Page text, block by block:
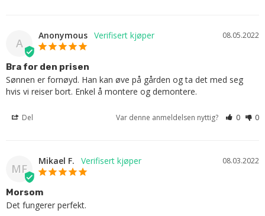
A
08.05.2022
Anonymous
Bra for den prisen
Sønnen er fornøyd. Han kan øve på gården og ta det med seg
hvis vi reiser bort. Enkel å montere og demontere.
Del Var denne anmeldelsen nyttig? 0 0
MF
08.03.2022
Mikael F.
Morsom
Det fungerer perfekt.